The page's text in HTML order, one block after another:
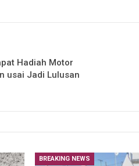
Hadiah Motor
usai Jadi Lulusan
BREAKING NEWS